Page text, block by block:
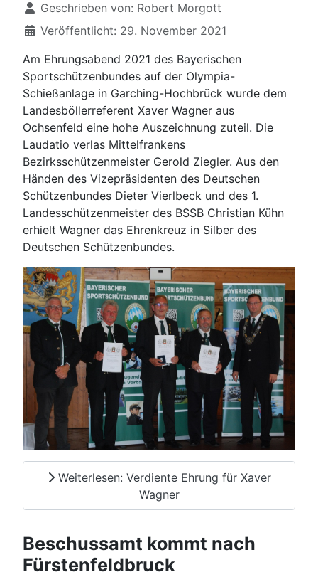
Geschrieben von: Robert Morgott
Veröffentlicht: 29. November 2021
Am Ehrungsabend 2021 des Bayerischen
Sportschützenbundes auf der Olympia-
Schießanlage in Garching-Hochbrück wurde dem
Landesböllerreferent Xaver Wagner aus
Ochsenfeld eine hohe Auszeichnung zuteil. Die
Laudatio verlas Mittelfrankens
Bezirksschützenmeister Gerold Ziegler. Aus den
Händen des Vizepräsidenten des Deutschen
Schützenbundes Dieter Vierlbeck und des 1.
Landesschützenmeister des BSSB Christian Kühn
erhielt Wagner das Ehrenkreuz in Silber des
Deutschen Schützenbundes.
Weiterlesen: Verdiente Ehrung für Xaver
Wagner
Beschussamt kommt nach
Fürstenfeldbruck